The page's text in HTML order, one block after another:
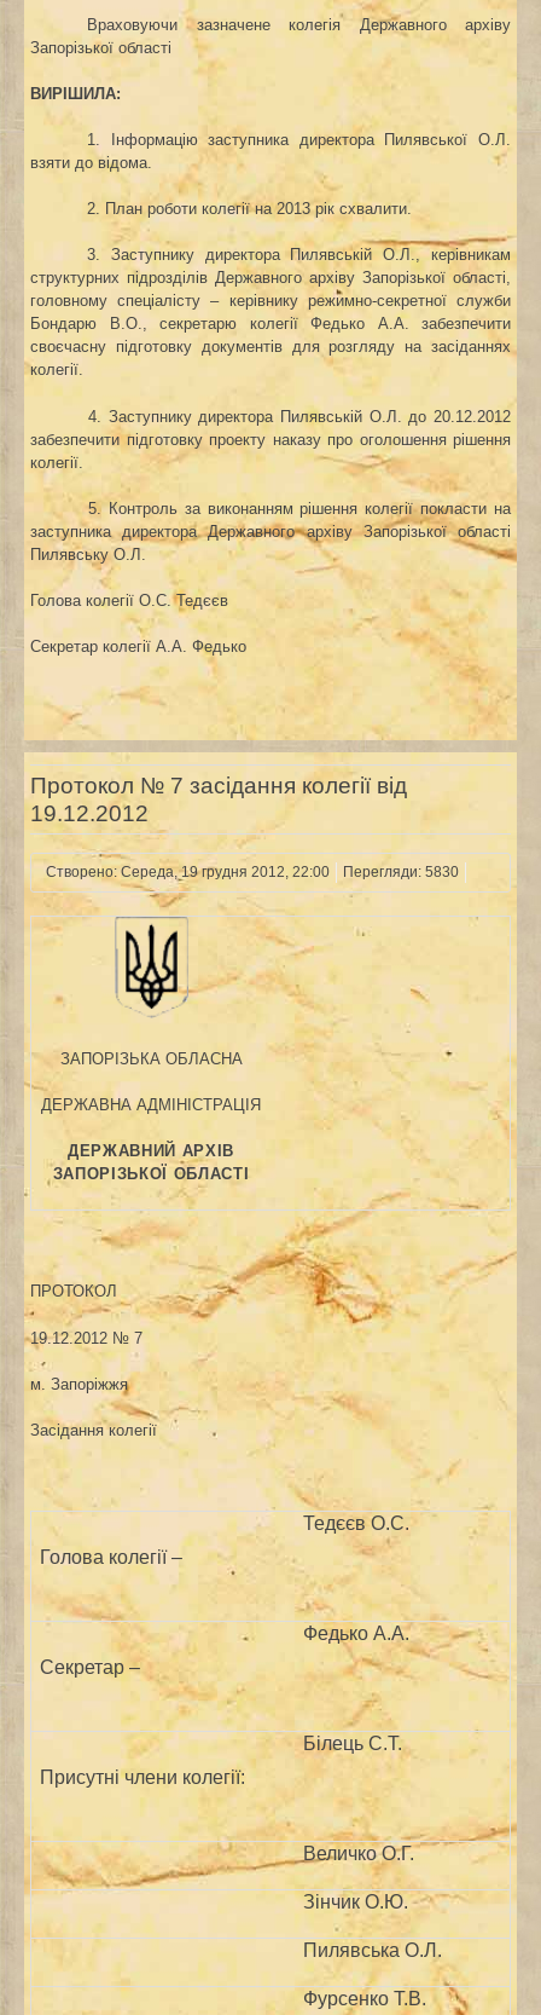
Враховуючи зазначене колегія Державного архіву
Запорізької області
ВИРІШИЛА:
1. Інформацію заступника директора Пилявської О.Л.
взяти до відома.
2. План роботи колегії на 2013 рік схвалити.
3. Заступнику директора Пилявській О.Л., керівникам
структурних підрозділів Державного архіву Запорізької області,
головному спеціалісту – керівнику режимно-секретної служби
Бондарю В.О., секретарю колегії Федько А.А. забезпечити
своєчасну підготовку документів для розгляду на засіданнях
колегії.
4. Заступнику директора Пилявській О.Л. до 20.12.2012
забезпечити підготовку проекту наказу про оголошення рішення
колегії.
5. Контроль за виконанням рішення колегії покласти на
заступника директора Державного архіву Запорізької області
Пилявську О.Л.
Голова колегії О.С. Тедєєв
Секретар колегії А.А. Федько
Протокол № 7 засідання колегії від
19.12.2012
Створено: Середа, 19 грудня 2012, 22:00 Перегляди: 5830
ЗАПОРІЗЬКА ОБЛАСНА
ДЕРЖАВНА АДМІНІСТРАЦІЯ
ДЕРЖАВНИЙ АРХІВ
ЗАПОРІЗЬКОЇ ОБЛАСТІ
ПРОТОКОЛ
19.12.2012 № 7
м. Запоріжжя
Засідання колегії
Голова колегії –
Тедєєв О.С.
Секретар –
Федько А.А.
Присутні члени колегії:
Білець С.Т.
Величко О.Г.
Зінчик О.Ю.
Пилявська О.Л.
Фурсенко Т.В.